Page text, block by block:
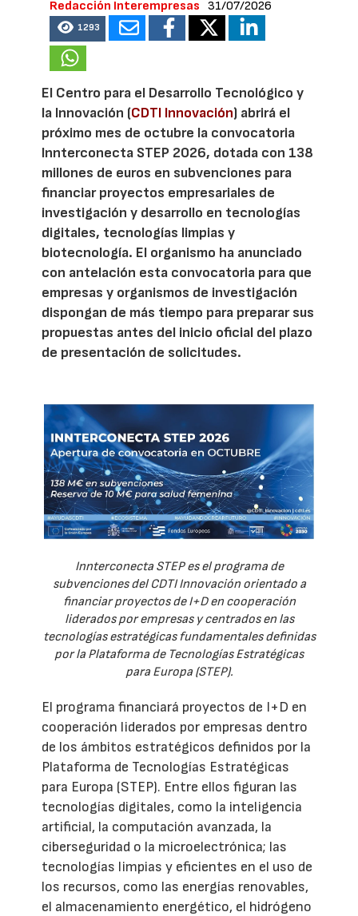
Redacción Interempresas 31/07/2026
1293
El Centro para el Desarrollo Tecnológico y
la Innovación (CDTI Innovación) abrirá el
próximo mes de octubre la convocatoria
Innterconecta STEP 2026, dotada con 138
millones de euros en subvenciones para
financiar proyectos empresariales de
investigación y desarrollo en tecnologías
digitales, tecnologías limpias y
biotecnología. El organismo ha anunciado
con antelación esta convocatoria para que
empresas y organismos de investigación
dispongan de más tiempo para preparar sus
propuestas antes del inicio oficial del plazo
de presentación de solicitudes.
Innterconecta STEP es el programa de
subvenciones del CDTI Innovación orientado a
financiar proyectos de I+D en cooperación
liderados por empresas y centrados en las
tecnologías estratégicas fundamentales definidas
por la Plataforma de Tecnologías Estratégicas
para Europa (STEP).
El programa financiará proyectos de I+D en
cooperación liderados por empresas dentro
de los ámbitos estratégicos definidos por la
Plataforma de Tecnologías Estratégicas
para Europa (STEP). Entre ellos figuran las
tecnologías digitales, como la inteligencia
artificial, la computación avanzada, la
ciberseguridad o la microelectrónica; las
tecnologías limpias y eficientes en el uso de
los recursos, como las energías renovables,
el almacenamiento energético, el hidrógeno